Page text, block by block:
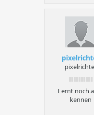
Lernt noch
kennen